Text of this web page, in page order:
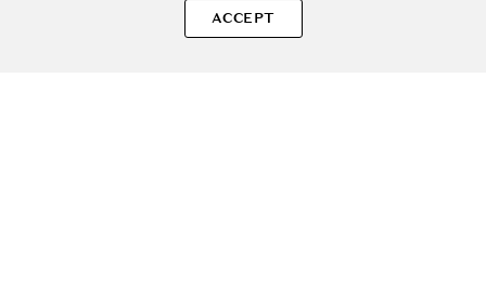
My Glow Lip Oil - ulei de buze formulat cu ulei de seminte de
jojoba si vitamina E, care contribuie la hidratarea buzelor si la
ACCEPT